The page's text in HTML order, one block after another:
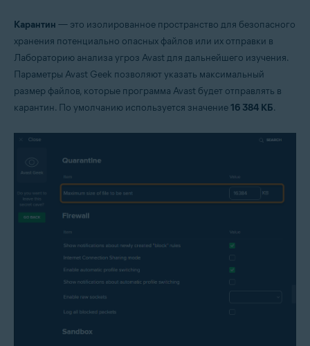
Карантин — это изолированное пространство для безопасного
хранения потенциально опасных файлов или их отправки в
Лабораторию анализа угроз Avast для дальнейшего изучения.
Параметры Avast Geek позволяют указать максимальный
размер файлов, которые программа Avast будет отправлять в
карантин. По умолчанию используется значение16 384 КБ.